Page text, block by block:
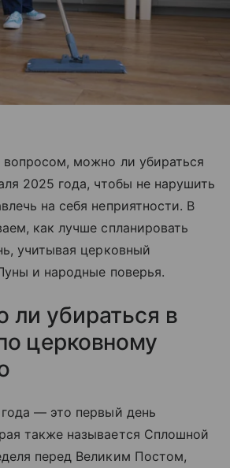
можно ли убираться
2025 года, чтобы не нарушить
на себя неприятности. В
как лучше спланировать
учитывая церковный
и народные поверья.
ли убираться в
церковному
— это первый день
также называется Сплошной
перед Великим Постом,